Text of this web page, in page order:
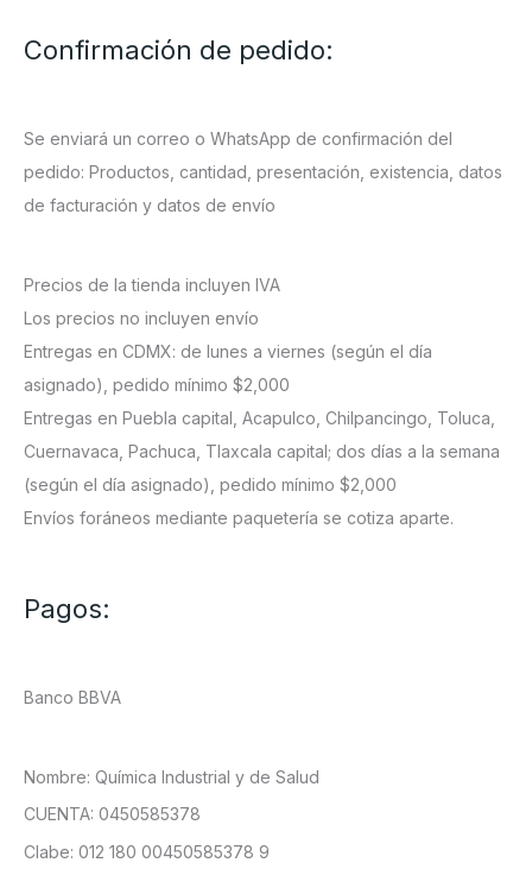
Confirmación de pedido:
Se enviará un correo o WhatsApp de confirmación del
pedido: Productos, cantidad, presentación, existencia, datos
de facturación y datos de envío
Precios de la tienda incluyen IVA
Los precios no incluyen envío
Entregas en CDMX: de lunes a viernes (según el día
asignado), pedido mínimo $2,000
Entregas en Puebla capital, Acapulco, Chilpancingo, Toluca,
Cuernavaca, Pachuca, Tlaxcala capital; dos días a la semana
(según el día asignado), pedido mínimo $2,000
Envíos foráneos mediante paquetería se cotiza aparte.
Pagos:
Banco BBVA
Nombre: Química Industrial y de Salud
CUENTA: 0450585378
Clabe: 012 180 00450585378 9